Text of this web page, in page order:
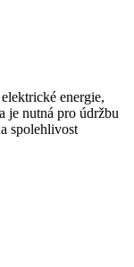
energie,
je nutná pro údržbu
spolehlivost